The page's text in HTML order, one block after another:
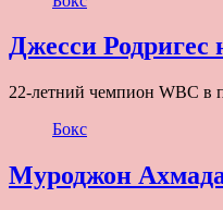
Джесси Родригес
22-летний чемпион WBС в
Бокс
Муроджон